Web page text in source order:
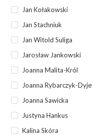
Jan Kołakowski
Jan Stachniuk
Jan Witold Suliga
Jarosław Jankowski
Joanna Malita-Król
Joanna Rybarczyk-
Joanna Sawicka
Justyna Hankus
Kalina Skóra